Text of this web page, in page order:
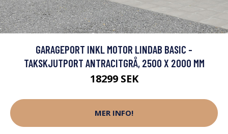
GARAGEPORT INKL MOTOR LINDAB BASIC -
TAKSKJUTPORT ANTRACITGRÅ, 2500 X 2000 MM
18299 SEK
MER INFO!